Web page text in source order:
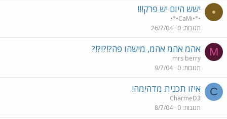
• ישש היום יש פרק!!!
•°•CaMi•°•
תגובות 0
26/7/04
M אהמ אהמ אהמ, מישהו פה?!?!?!?
mrs berry
תגובות 0
9/7/04
C איזו תכנית מדהימה!
CharmeD3
תגובות 0
8/7/04